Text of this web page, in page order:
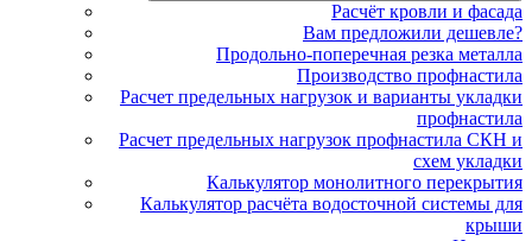
Расчёт кровли и фасада
Вам предложили дешевле?
Продольно-поперечная резка металла
Производство профнастила
Расчет предельных нагрузок и варианты укладки
профнастила
Расчет предельных нагрузок профнастила СКН и
схем укладки
Калькулятор монолитного перекрытия
Калькулятор расчёта водосточной системы для
крыши